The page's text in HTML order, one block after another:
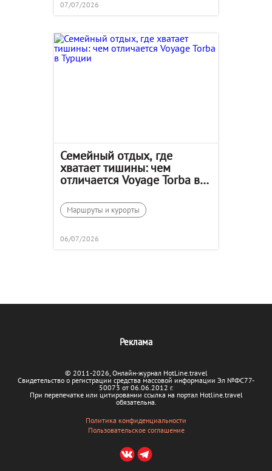
07/07/2026
Семейный отдых, где
хватает тишины: чем
отличается Voyage Torba в
Маршруты и курорты
06/07/2026
Реклама
© 2011-2026, Онлайн-журнал HotLine.travel
Свидетельство о регистрации средства массовой информации Эл №ФС77-
50073 от 06.06.2012 г.
При перепечатке или цитировании ссылка на портал Hotline.travel
обязательна.
Политика конфиденциальности
Пользовательское соглашение